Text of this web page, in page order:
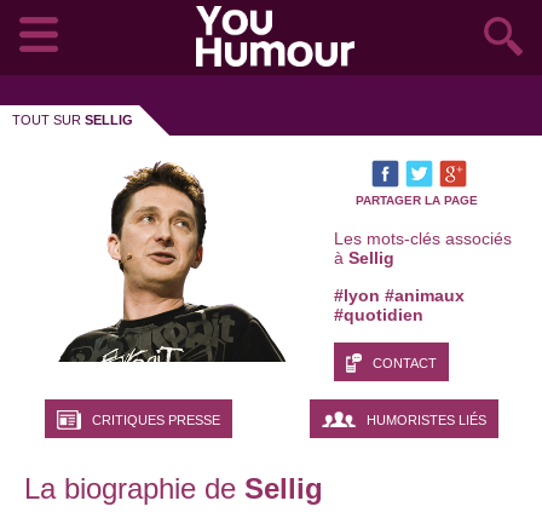
TOUT SUR SELLIG
PARTAGER LA PAGE
Les mots-clés associés
à Sellig
#lyon #animaux
#quotidien
CONTACT
CRITIQUES PRESSE HUMORISTES LIÉS
La biographie de Sellig